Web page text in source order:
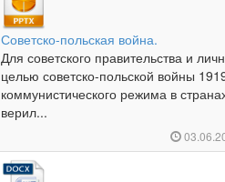
Советско-польская война.
Для советского правительства и
целью советско-польской войны
коммунистического режима в
верил...